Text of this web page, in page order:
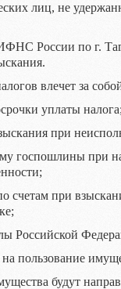
лиц, не
России по г.
влечет за
уплаты налога;
при
госпошлины при
счетам при
Российской
пользование
будут